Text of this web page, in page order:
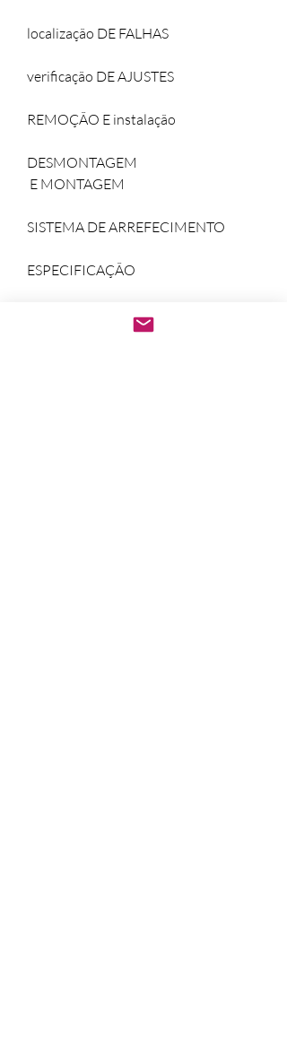
localização DE FALHAS
verificação DE AJUSTES
REMOÇÃO E instalação
DESMONTAGEM
E MONTAGEM
SISTEMA DE ARREFECIMENTO
ESPECIFICAÇÃO